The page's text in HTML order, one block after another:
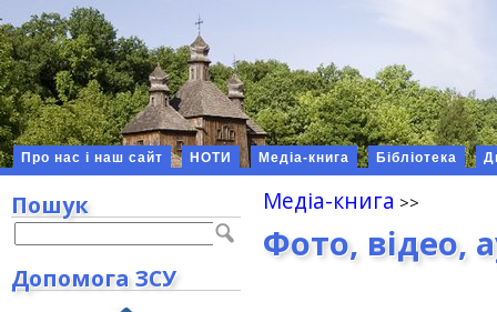
Про нас і наш сайт НОТИ Медіа-книга Бібліотека
Медіа-книга
Фото, відео,
Пошук
Допомога ЗСУ